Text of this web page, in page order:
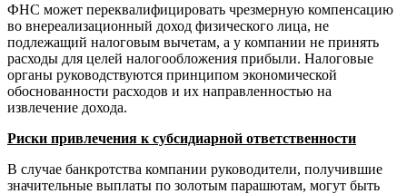
ФНС может переквалифицировать чрезмерную компенсацию
во внереализационный доход физического лица, не
подлежащий налоговым вычетам, а у компании не принять
расходы для целей налогообложения прибыли. Налоговые
органы руководствуются принципом экономической
обоснованности расходов и их направленностью на
извлечение дохода.
Риски привлечения к субсидиарной ответственности
В случае банкротства компании руководители, получившие
значительные выплаты по золотым парашютам, могут быть